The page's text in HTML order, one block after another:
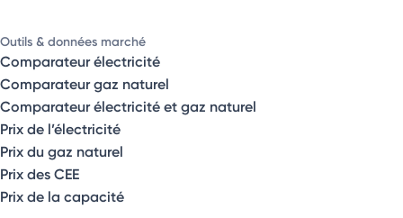
Outils & données marché
Comparateur électricité
Comparateur gaz naturel
Comparateur électricité et gaz naturel
Prix de l’électricité
Prix du gaz naturel
Prix des CEE
Prix de la capacité